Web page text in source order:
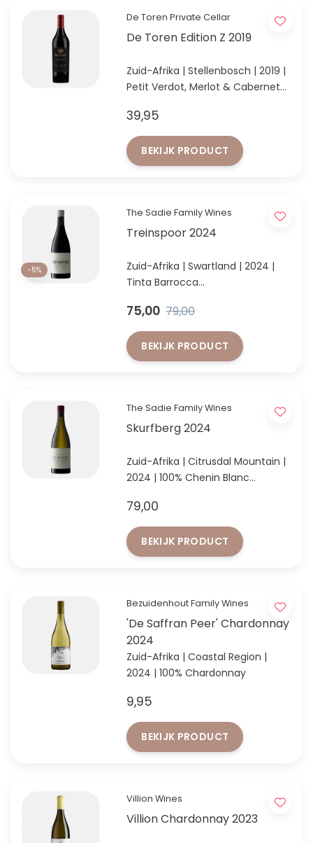
De Toren Private Cellar
De Toren Edition Z 2019
Zuid-Afrika | Stellenbosch | 2019 |
Petit Verdot, Merlot & Cabernet
Elegante Zuid-Afrikaanse
Bordeaux-blend met rijp rood
fruit, zijdeachtige structuur en
verfijnde houttonen.
39,95
BEKIJK PRODUCT
-5%
The Sadie Family Wines
Treinspoor 2024
Zuid-Afrika | Swartland | 2024 |
Tinta Barrocca
en met veel bewaarpotentieel.
75,00 79,00
BEKIJK PRODUCT
The Sadie Family Wines
Skurfberg 2024
Zuid-Afrika | Citrusdal Mountain |
2024 | 100% Chenin Blanc
Citrusdal Mountain
79,00
BEKIJK PRODUCT
Bezuidenhout Family Wines
'De Saffran Peer' Chardonnay
2024
Zuid-Afrika | Coastal Region |
2024 | 100% Chardonnay
9,95
BEKIJK PRODUCT
Villion Wines
Villion Chardonnay 2023